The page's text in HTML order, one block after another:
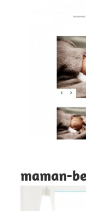
maman-